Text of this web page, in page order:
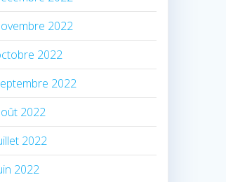
2022
2022
2022
2022
2022
2022